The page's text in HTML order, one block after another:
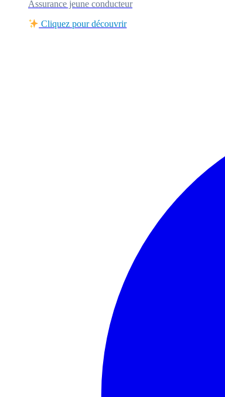
Assurance jeune conducteur
Cliquez pour découvrir